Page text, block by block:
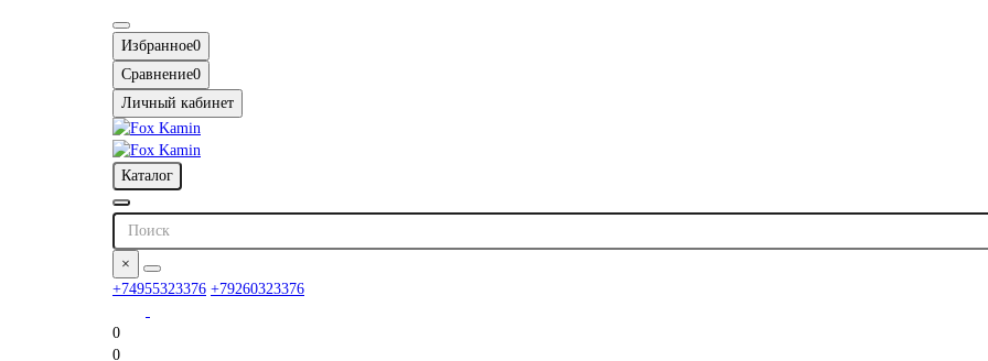
Избранное0
Сравнение0
Личный кабинет
Каталог
×
+74955323376 +79260323376
0
0